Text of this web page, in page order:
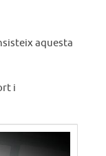
aquesta
i